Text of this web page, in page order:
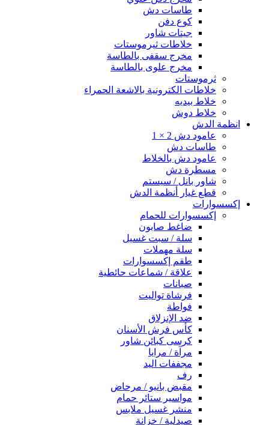
طاسات دش
كوع دفن
جيتات شاور
خلاطات ثيرموستات
مخرج سقفى بالطاسة
مخرج علوى بالطاسة
ثرموستات
خلاطات الكترونية بالاشعة الحمراء
خلاط بيديه
خلاط دوش
انظمة الدش
عامود دش 2 × 1
طاسات دش
عامود دش بالخلاط
مسطرة دش
شاور بانل / سيستم
قطع غيار أنظمة الدش
إكسسوارات
إكسسوارات للحمام
ضاغط صابون
سلة / سبت غسيل
سلة مهملات
طقم إكسسوارات
علاقة / شماعات حائطية
صبانات
فرشاة تواليت
فواطة
ضد الإنزلاق
كأس فرش الأسنان
كرسى كبائن شاور
مرآة / مرايا
مجففات اليد
رف
مقبض بانيو / مرحاض
مواسير ستائر حمام
منشر غسيل ملابس
صيدلية / خزانة